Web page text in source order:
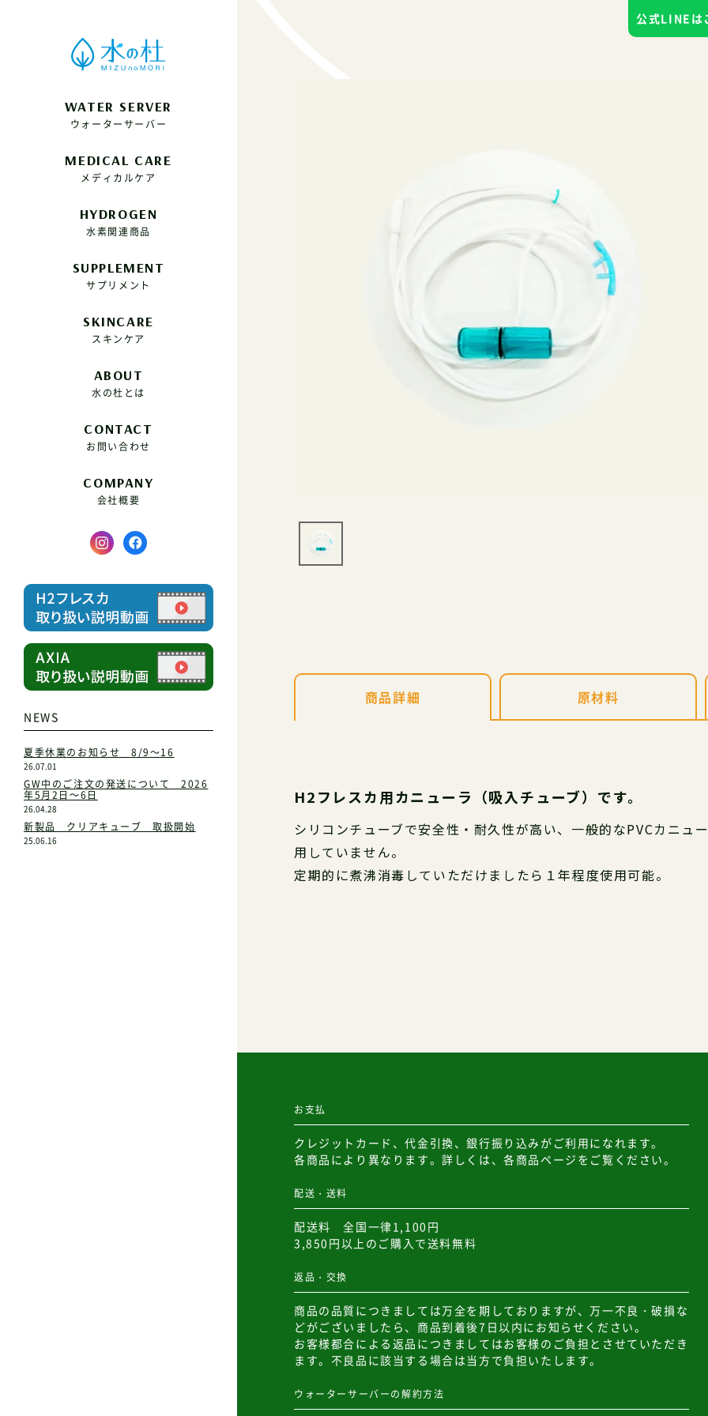
WATER SERVER
ウォーターサーバー
MEDICAL CARE
メディカルケア
HYDROGEN
水素関連商品
SUPPLEMENT
サプリメント
SKINCARE
スキンケア
ABOUT
水の杜とは
CONTACT
お問い合わせ
COMPANY
会社概要
NEWS
夏季休業のお知らせ 8/9～16
26.07.01
GW中のご注文の発送について 2026
年5月2日～6日
26.04.28
新製品 クリアキューブ 取扱開始
25.06.16
公式LINEは
商品詳細 原材料
H2フレスカ用カニューラ（吸入チューブ）です。
シリコンチューブで安全性・耐久性が高い、一般的なPVCカニュ
用していません。
定期的に煮沸消毒していただけましたら１年程度使用可能。
お支払
クレジットカード、代金引換、銀行振り込みがご利用になれます。
各商品により異なります。詳しくは、各商品ページをご覧ください。
配送・送料
配送料 全国一律1,100円
3,850円以上のご購入で送料無料
返品・交換
商品の品質につきましては万全を期しておりますが、万一不良・破損な
どがございましたら、商品到着後7日以内にお知らせください。
お客様都合による返品につきましてはお客様のご負担とさせていただき
ます。不良品に該当する場合は当方で負担いたします。
ウォーターサーバーの解約方法